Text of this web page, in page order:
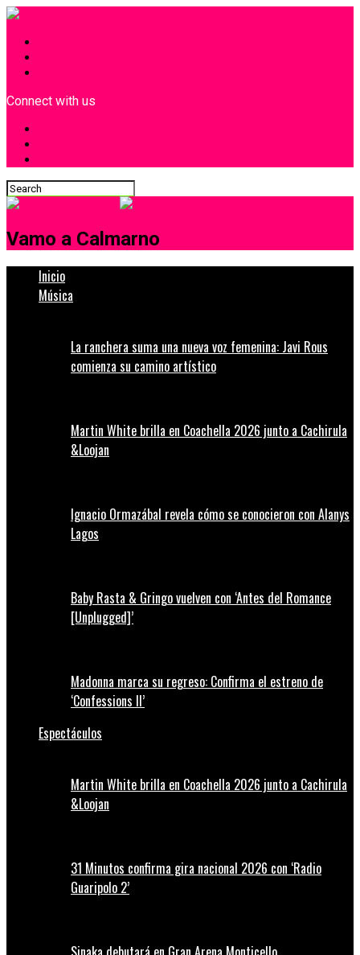
Connect with us
Vamo a Calmarno
Inicio
Música
La ranchera suma una nueva voz femenina: Javi Rous
comienza su camino artístico
Martin White brilla en Coachella 2026 junto a Cachirula
&Loojan
Ignacio Ormazábal revela cómo se conocieron con Alanys
Lagos
Baby Rasta & Gringo vuelven con ‘Antes del Romance
[Unplugged]’
Madonna marca su regreso: Confirma el estreno de
‘Confessions II’
Espectáculos
Martin White brilla en Coachella 2026 junto a Cachirula
&Loojan
31 Minutos confirma gira nacional 2026 con ‘Radio
Guaripolo 2’